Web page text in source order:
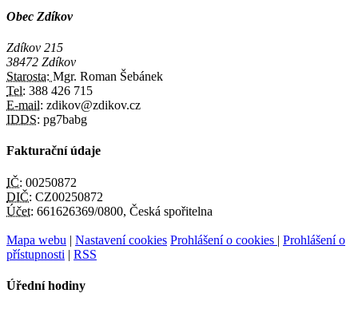
Obec Zdíkov
Zdíkov 215
38472 Zdíkov
Starosta: Mgr. Roman Šebánek
Tel: 388 426 715
E-mail: zdikov@zdikov.cz
IDDS: pg7babg
Fakturační údaje
IČ: 00250872
DIČ: CZ00250872
Účet: 661626369/0800, Česká spořitelna
Mapa webu | Nastavení cookies Prohlášení o cookies | Prohlášení o
přístupnosti | RSS
Úřední hodiny